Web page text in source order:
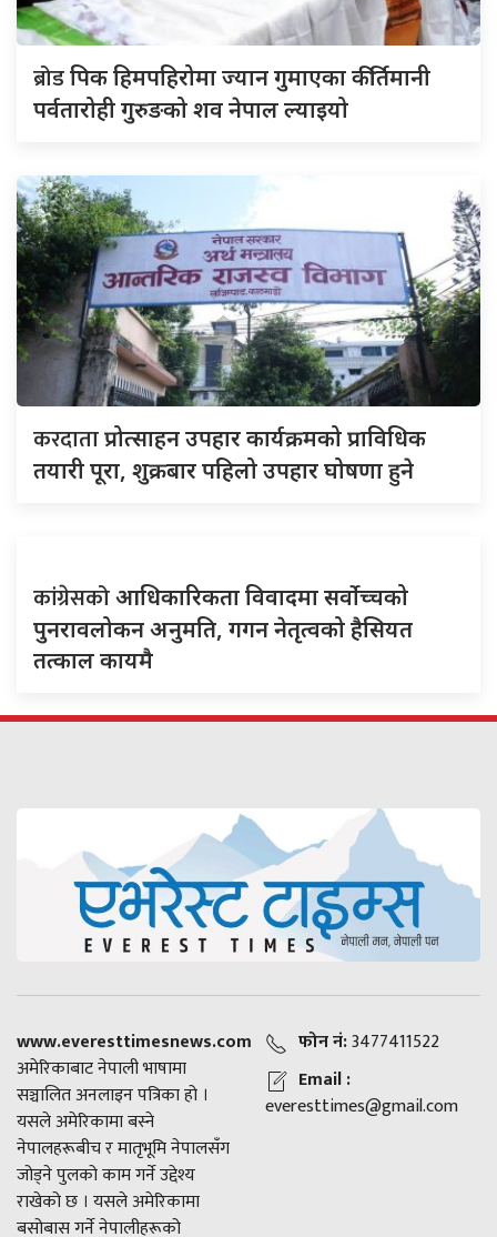
ब्रोडपिक हिमपहिरोमा ज्यान गुमाएका कीर्तिमानी
पर्वतारोही गुरुङको शव नेपाल ल्याइयो
करदाताप्रोत्साहन उपहार कार्यक्रमको प्राविधिक
तयारी पूरा, शुक्रबार पहिलो उपहार घोषणा हुने
कांग्रेसकोआधिकारिकता विवादमा सर्वोच्चको
पुनरावलोकन अनुमति, गगन नेतृत्वको हैसियत
तत्काल कायमै
www.everesttimesnews.com
अमेरिकाबाट नेपाली भाषामा
सञ्चालित अनलाइन पत्रिका हो ।
यसले अमेरिकामा बस्ने
नेपालहरूबीच र मातृभूमि नेपालसँग
जोड्ने पुलको काम गर्ने उद्देश्य
राखेको छ । यसले अमेरिकामा
बसोबास गर्ने नेपालीहरूको
फोन नं:3477411522
Email :
everesttimes@gmail.com